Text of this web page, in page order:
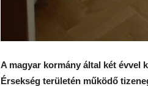
A magyar kormány által két évvel
Érsekség területén működő